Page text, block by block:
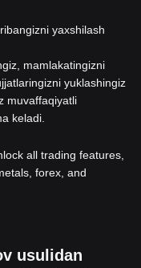
yaxshilash
mamlakatingizni
yuklashingiz
muvaffaqiyatli
keladi.
all trading features,
forex, and
usulidan